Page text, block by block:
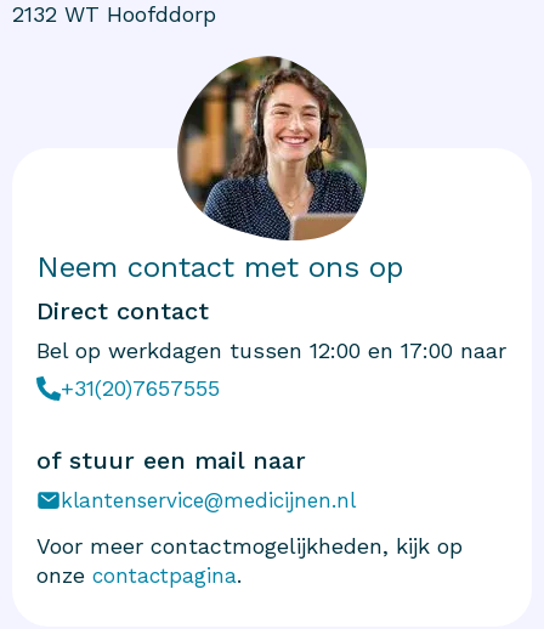
2132 WT Hoofddorp
Neem contact met ons op
Direct contact
Bel op werkdagen tussen 12:00 en 17:00 naar
+31(20)7657555
of stuur een mail naar
klantenservice@medicijnen.nl
Voor meer contactmogelijkheden, kijk op
onze contactpagina.